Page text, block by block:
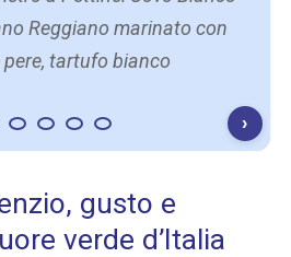
Reggiano marinato con
tartufo bianco
›
gusto e
verde d’Italia